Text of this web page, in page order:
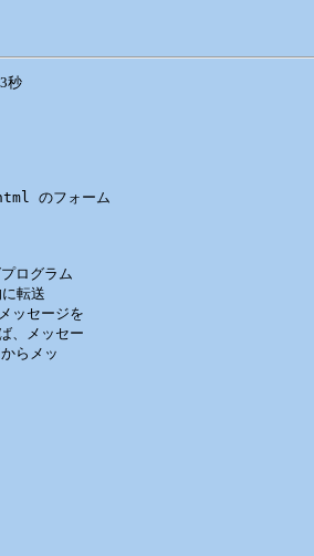
秒
のフォーム
ログラム
転送
ッセージを
、メッセー
らメッ